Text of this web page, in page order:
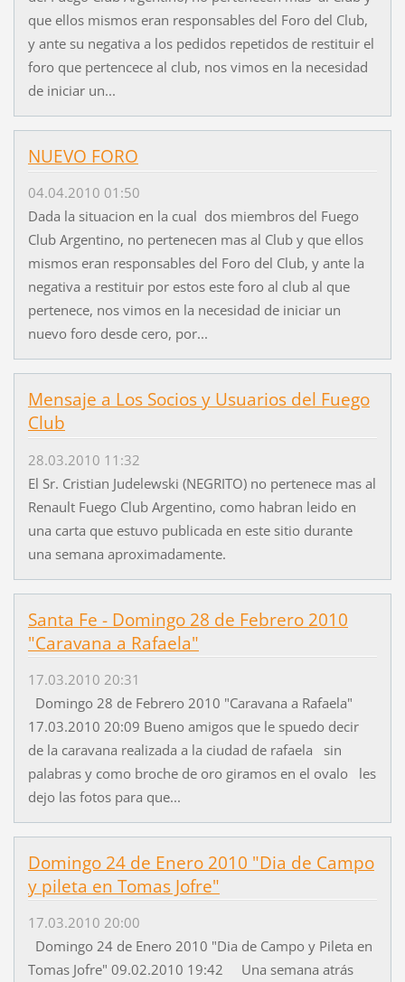
que ellos mismos eran responsables del Foro del Club,
y ante su negativa a los pedidos repetidos de restituir el
foro que pertencece al club, nos vimos en la necesidad
de iniciar un...
NUEVO FORO
04.04.2010 01:50
Dada la situacion en la cual dos miembros del Fuego
Club Argentino, no pertenecen mas al Club y que ellos
mismos eran responsables del Foro del Club, y ante la
negativa a restituir por estos este foro al club al que
pertenece, nos vimos en la necesidad de iniciar un
nuevo foro desde cero, por...
Mensaje a Los Socios y Usuarios del Fuego
Club
28.03.2010 11:32
El Sr. Cristian Judelewski (NEGRITO) no pertenece mas al
Renault Fuego Club Argentino, como habran leido en
una carta que estuvo publicada en este sitio durante
una semana aproximadamente.
Santa Fe - Domingo 28 de Febrero 2010
"Caravana a Rafaela"
17.03.2010 20:31
Domingo 28 de Febrero 2010 "Caravana a Rafaela"
17.03.2010 20:09 Bueno amigos que le spuedo decir
de la caravana realizada a la ciudad de rafaela sin
palabras y como broche de oro giramos en el ovalo les
dejo las fotos para que...
Domingo 24 de Enero 2010 "Dia de Campo
y pileta en Tomas Jofre"
17.03.2010 20:00
Domingo 24 de Enero 2010 "Dia de Campo y Pileta en
Tomas Jofre" 09.02.2010 19:42 Una semana atrás